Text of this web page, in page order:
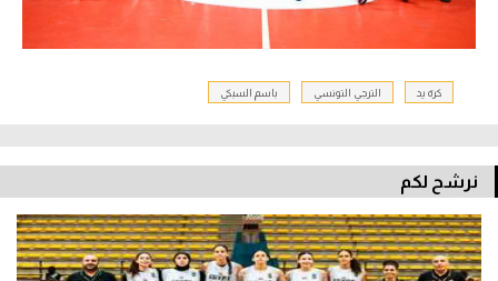
كرة يد الترجي التونسي باسم السبكي
نرشح لكم